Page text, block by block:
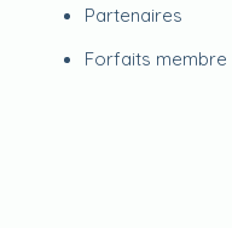
Partenaires
Forfaits membre